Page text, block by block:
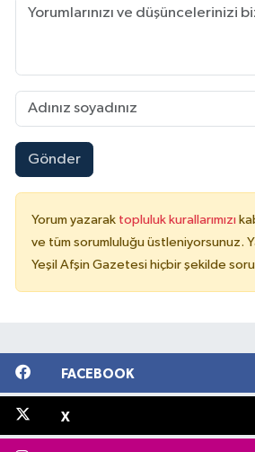
Gönder
Yorum yazarak topluluk kurallarımızı
ve tüm sorumluluğu üstleniyorsunuz.
Yeşil Afşin Gazetesi hiçbir şekilde
FACEBOOK
X